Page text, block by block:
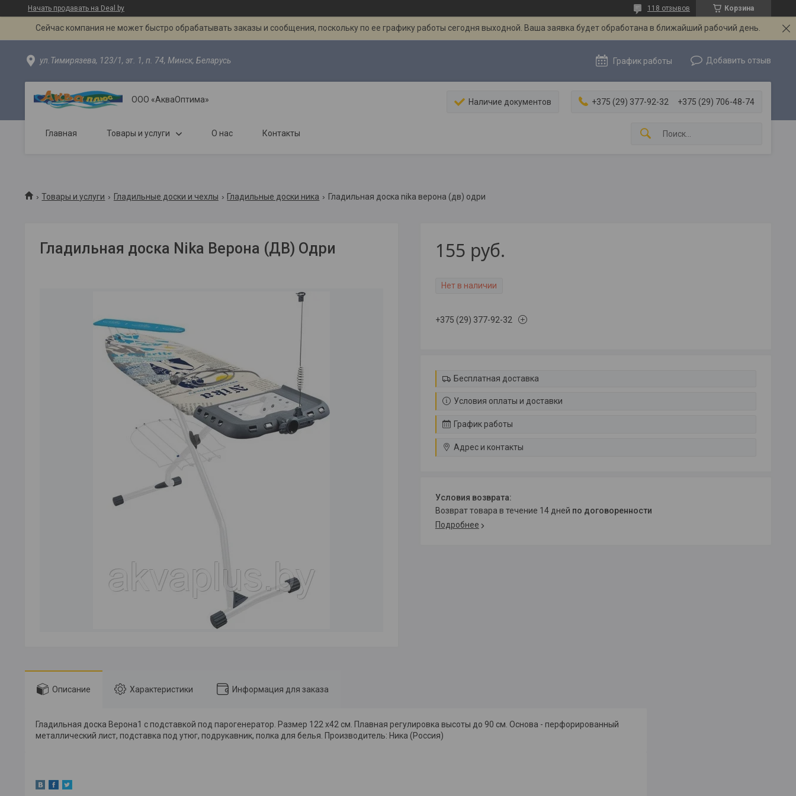
Начать продавать на Deal.by Корзина
118 отзывов
Сейчас компания не может быстро обрабатывать заказы и сообщения, поскольку по ее графику работы сегодня выходной. Ваша заявка будет обработана в ближайший рабочий день.
ул.Тимирязева, 123/1, эт. 1, п. 74, Минск, Беларусь График работы Добавить отзыв
ООО «АкваОптима» Наличие документов +375 (29) 377-92-32 +375 (29) 706-48-74
Главная Товары и услуги О нас Контакты
Товары и услуги Гладильные доски и чехлы Гладильные доски ника Гладильная доска nika верона (дв) одри
Гладильная доска Nika Верона (ДВ) Одри 155 руб.
Нет в наличии
+375 (29) 377-92-32
Бесплатная доставка
Условия оплаты и доставки
График работы
Адрес и контакты
возврат товара в течение 14 дней по договоренности
Подробнее
Описание Характеристики Информация для заказа
Гладильная доска Верона1 с подставкой под парогенератор. Размер 122 х42 см. Плавная регулировка высоты до 90 см. Основа - перфорированный
металлический лист, подставка под утюг, подрукавник, полка для белья. Производитель: Ника (Россия)